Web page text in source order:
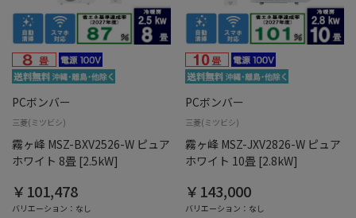
PCボンバー
三菱(ミツビシ)
霧ヶ峰 MSZ-BXV2526-W ピュア
ホワイト 8畳 [2.5kW]
￥101,478
バリエーション：なし
PCボンバー
三菱(ミツビシ)
霧ヶ峰 MSZ-JXV2826-W ピュア
ホワイト 10畳 [2.8kW]
￥143,000
バリエーション：なし